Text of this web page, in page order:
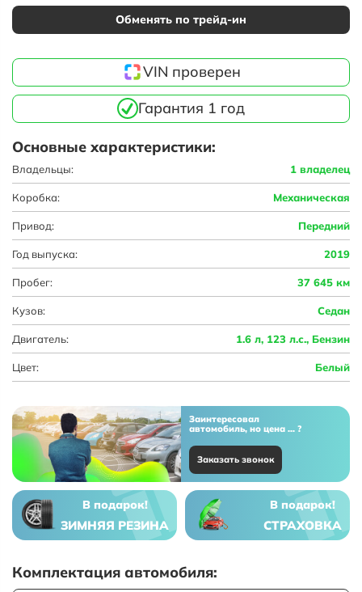
Обменять по трейд-ин
VIN проверен
Гарантия 1 год
Основные характеристики:
Владельцы: 1 владелец
Коробка: Механическая
Привод: Передний
Год выпуска: 2019
Пробег: 37 645 км
Кузов: Седан
Двигатель: 1.6 л, 123 л.с., Бензин
Цвет: Белый
Заинтересовал
автомобиль, но цена ... ?
Заказать звонок
В подарок!
ЗИМНЯЯ РЕЗИНА
В подарок!
СТРАХОВКА
Комплектация автомобиля: